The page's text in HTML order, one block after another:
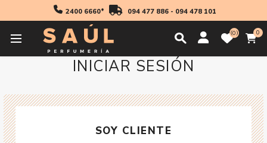
2400 6660* 094 477 886- 094 478 101
0 0
INICIAR SESIÓN
SOY CLIENTE